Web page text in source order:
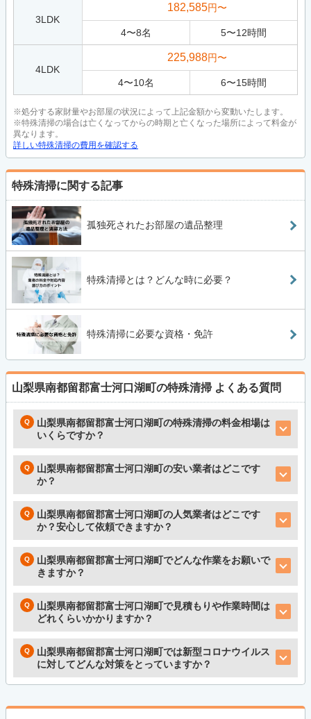
3LDK
182,585円〜
4〜8名 5〜12時間
4LDK
225,988円〜
4〜10名 6〜15時間
※処分する家財量やお部屋の状況によって上記金額から変動いたします。
※特殊清掃の場合は亡くなってからの時期と亡くなった場所によって料金が
異なります。
詳しい特殊清掃の費用を確認する
特殊清掃に関する記事
孤独死されたお部屋の遺品整理
特殊清掃とは？どんな時に必要？
特殊清掃に必要な資格・免許
山梨県南都留郡富士河口湖町の特殊清掃 よくある質問
山梨県南都留郡富士河口湖町の特殊清掃の料金相場は
いくらですか？
山梨県南都留郡富士河口湖町の安い業者はどこです
か？
山梨県南都留郡富士河口湖町の人気業者はどこです
か？安心して依頼できますか？
山梨県南都留郡富士河口湖町でどんな作業をお願いで
きますか？
山梨県南都留郡富士河口湖町で見積もりや作業時間は
どれくらいかかりますか？
山梨県南都留郡富士河口湖町では新型コロナウイルス
に対してどんな対策をとっていますか？